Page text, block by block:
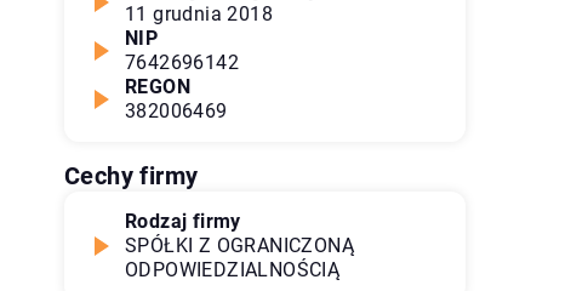
11 grudnia 2018
NIP
7642696142
REGON
382006469
Cechy firmy
Rodzaj firmy
SPÓŁKI Z OGRANICZONĄ
ODPOWIEDZIALNOŚCIĄ